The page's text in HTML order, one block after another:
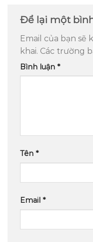
Để lại một
Email của bạn sẽ
khai. Các trường
Bình luận *
Tên *
Email *